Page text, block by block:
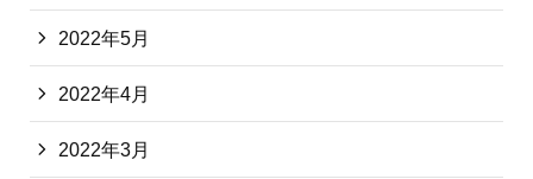
2022年5月
2022年4月
2022年3月